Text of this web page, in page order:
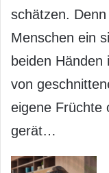
schätzen.
Menschen ein
beiden
von
eigene Früchte
gerät…